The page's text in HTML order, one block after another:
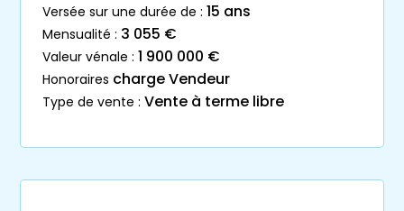
versée sur une durée de : 15 ans
mensualité : 3 055 €
valeur vénale : 1 900 000 €
honoraires charge Vendeur
type de vente : Vente à terme libre